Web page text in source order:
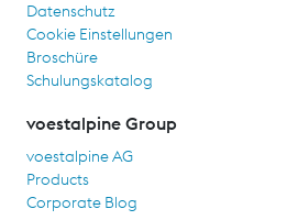
Datenschutz
Cookie Einstellungen
Broschüre
Schulungskatalog
voestalpine Group
voestalpine AG
Products
Corporate Blog